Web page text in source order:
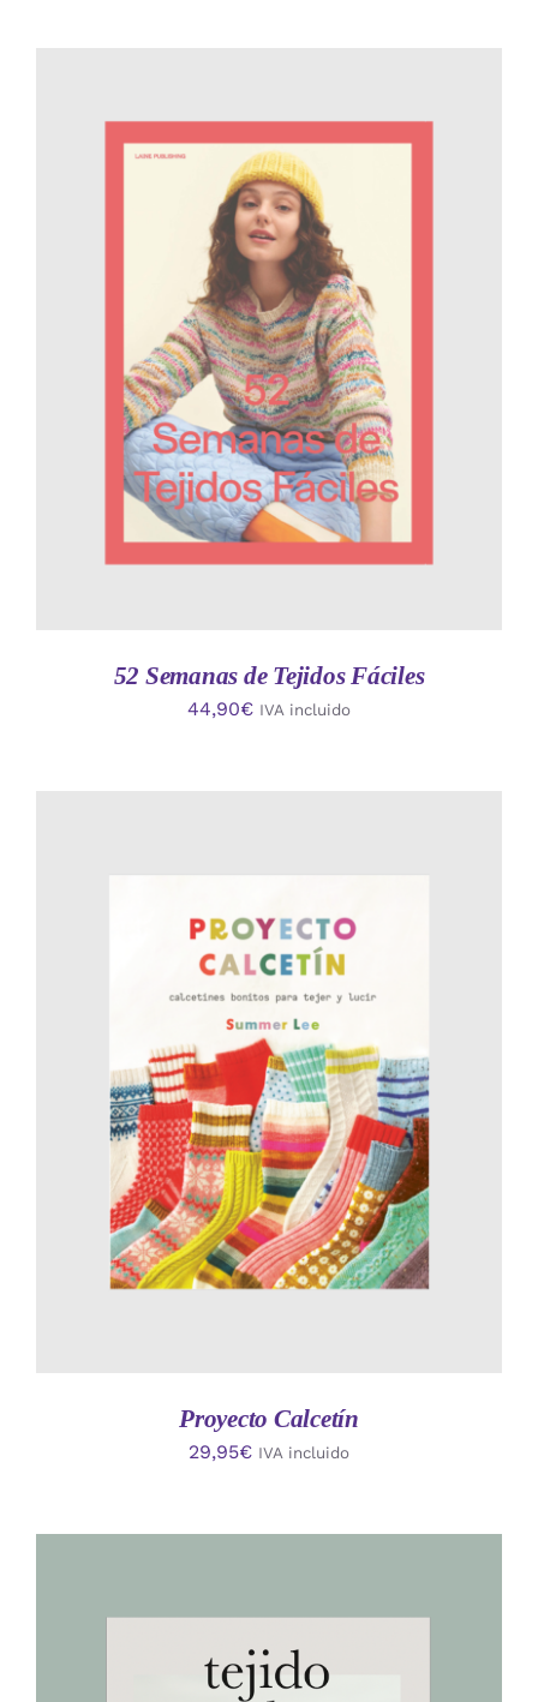
AÑADIR AL CARRITO
/
DETALLES
52 Semanas de Tejidos Fáciles
44,90€ IVA incluido
AÑADIR AL CARRITO
/
DETALLES
Proyecto Calcetín
29,95€ IVA incluido